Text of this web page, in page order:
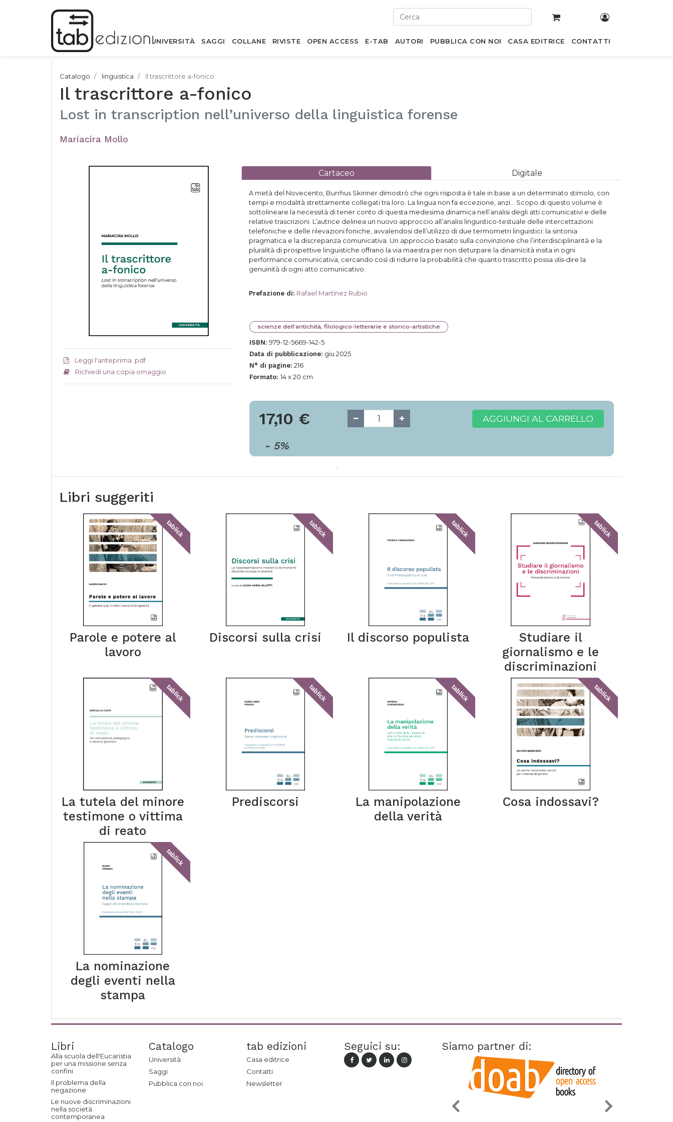
UNIVERSITÀ SAGGI COLLANE RIVISTE OPEN ACCESS E-TAB AUTORI PUBBLICA CON NOI CASA EDITRICE CONTATTI
Catalogo linguistica Il trascrittore a-fonico
Il trascrittore a-fonico
Lost in transcription nell’universo della linguistica forense
Mariacira Mollo
Leggi l'anteprima .pdf
Richiedi una copia omaggio
Cartaceo Digitale
A metà del Novecento, Burrhus Skinner dimostrò che ogni risposta è tale in base a un determinato stimolo, con
tempi e modalità strettamente collegati tra loro. La lingua non fa eccezione, anzi... Scopo di questo volume è
sottolineare la necessità di tener conto di questa medesima dinamica nell’analisi degli atti comunicativi e delle
relative trascrizioni. L’autrice delinea un nuovo approccio all’analisi linguistico-testuale delle intercettazioni
telefoniche e delle rilevazioni foniche, avvalendosi dell’utilizzo di due termometri linguistici: la sintonia
pragmatica e la discrepanza comunicativa. Un approccio basato sulla convinzione che l’interdisciplinarità e la
pluralità di prospettive linguistiche offrano la via maestra per non deturpare la dinamicità insita in ogni
performance comunicativa, cercando così di ridurre la probabilità che quanto trascritto possa dis-dire la
genuinità di ogni atto comunicativo.
Prefazione di: Rafael Martínez Rubio
scienze dell’antichità, filologico-letterarie e storico-artistiche
ISBN: 979-12-5669-142-5
Data di pubblicazione: giu 2025
N° di pagine: 216
Formato: 14 x 20 cm
17,10 €
- 5%
AGGIUNGI AL CARRELLO
Libri suggeriti
tablick
Parole e potere al
lavoro
tablick
Discorsi sulla crisi
tablick
Il discorso populista
tablick
Studiare il
giornalismo e le
discriminazioni
tablick
La tutela del minore
testimone o vittima
di reato
tablick
Prediscorsi
tablick
La manipolazione
della verità
tablick
Cosa indossavi?
tablick
La nominazione
degli eventi nella
stampa
Libri
Alla scuola dell'Eucaristia
per una missione senza
confini
Il problema della
negazione
Le nuove discriminazioni
nella società
contemporanea
Catalogo
Università
Saggi
Pubblica con noi
tab edizioni
Casa editrice
Contatti
Newsletter
Seguici su: Siamo partner di: